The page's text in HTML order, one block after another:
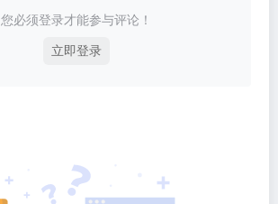
您必须登录才能参与评论！
立即登录